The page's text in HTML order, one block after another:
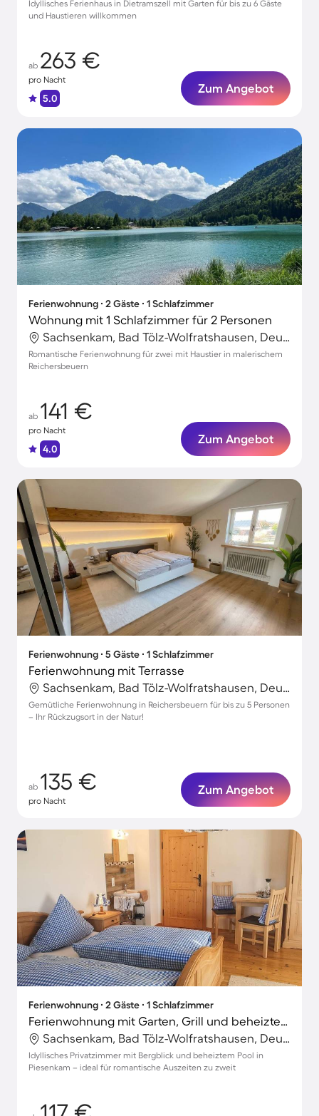
Idyllisches Ferienhaus in Dietramszell mit Garten für bis zu 6 Gäste
und Haustieren willkommen
ab 263 €
pro Nacht
5.0
Zum Angebot
Ferienwohnung ∙ 2 Gäste ∙ 1 Schlafzimmer
Wohnung mit 1 Schlafzimmer für 2 Personen
Sachsenkam, Bad Tölz-Wolfratshausen, Deutschland
Romantische Ferienwohnung für zwei mit Haustier in malerischem
Reichersbeuern
ab 141 €
pro Nacht
4.0
Zum Angebot
Ferienwohnung ∙ 5 Gäste ∙ 1 Schlafzimmer
Ferienwohnung mit Terrasse
Sachsenkam, Bad Tölz-Wolfratshausen, Deutschland
Gemütliche Ferienwohnung in Reichersbeuern für bis zu 5 Personen
– Ihr Rückzugsort in der Natur!
ab 135 €
pro Nacht
Zum Angebot
Ferienwohnung ∙ 2 Gäste ∙ 1 Schlafzimmer
Ferienwohnung mit Garten, Grill und beheiztem Pool | Bergblick
Sachsenkam, Bad Tölz-Wolfratshausen, Deutschland
Idyllisches Privatzimmer mit Bergblick und beheiztem Pool in
Piesenkam – ideal für romantische Auszeiten zu zweit